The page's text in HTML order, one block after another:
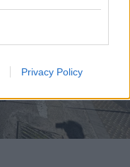
Privacy Policy